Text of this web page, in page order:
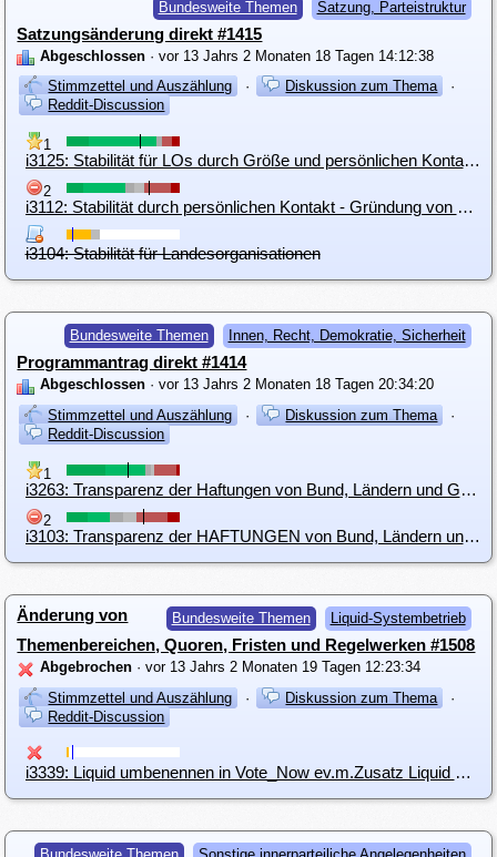
Bundesweite Themen Satzung, Parteistruktur
Satzungsänderung direkt #1415
Abgeschlossen · vor 13 Jahrs 2 Monaten 18 Tagen 14:12:38
Stimmzettel und Auszählung
· Diskussion zum Thema
·
Reddit-Discussion
1
i3125: Stabilität für LOs durch Größe und persönlichen Kontakt (Gründung auf BGV) = MERGE
2
i3112: Stabilität durch persönlichen Kontakt - Gründung von LOs auf BGVen
i3104: Stabilität für Landesorganisationen
Bundesweite Themen Innen, Recht, Demokratie, Sicherheit
Programmantrag direkt #1414
Abgeschlossen · vor 13 Jahrs 2 Monaten 18 Tagen 20:34:20
Stimmzettel und Auszählung
· Diskussion zum Thema
·
Reddit-Discussion
1
i3263: Transparenz der Haftungen von Bund, Ländern und Gemeinden
2
i3103: Transparenz der HAFTUNGEN von Bund, Ländern und Gemeinden
Bundesweite Themen Liquid-Systembetrieb
Änderung von
Themenbereichen, Quoren, Fristen und Regelwerken #1508
Abgebrochen · vor 13 Jahrs 2 Monaten 19 Tagen 12:23:34
Stimmzettel und Auszählung
· Diskussion zum Thema
·
Reddit-Discussion
i3339: Liquid umbenennen in Vote_Now ev.m.Zusatz Liquid Feedback